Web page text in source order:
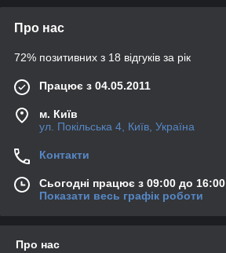
Про нас
72% позитивних з 18 відгуків за рік
Працює з 04.05.2011
м. Київ
ул. Покільська 4, Київ, Україна
Контакти
Сьогодні працює з 09:00 до 16:00
Показати весь графік роботи
Про нас